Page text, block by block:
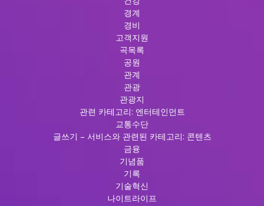
경계
경비
고객지원
곡목록
공원
관계
관광
관광지
관련 카테고리: 엔터테인먼트
교통수단
글쓰기 – 서비스와 관련된 카테고리: 콘텐츠
금융
기념품
기록
기술혁신
나이트라이프